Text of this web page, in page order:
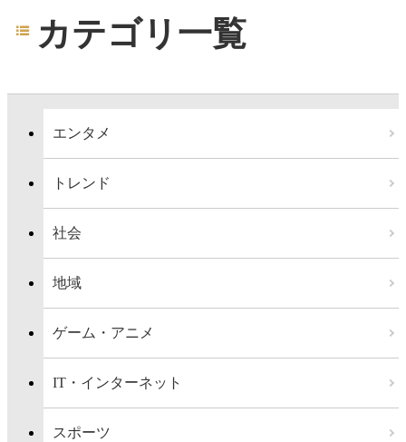
カテゴリ一覧
エンタメ
トレンド
社会
地域
ゲーム・アニメ
IT・インターネット
スポーツ